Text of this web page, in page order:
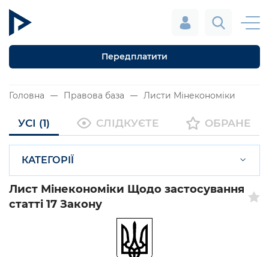
Передплатити
Головна Правова база Листи Мінекономіки
УСІ (1) СЛІДКУЄТЕ ОБРАНЕ
КАТЕГОРІЇ
Лист Мінекономіки Щодо застосування
статті 17 Закону